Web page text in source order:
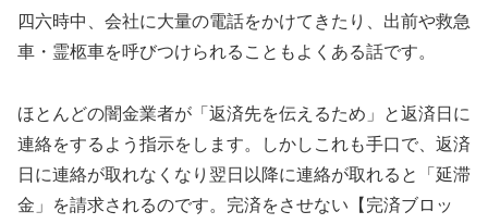
四六時中、会社に大量の電話をかけてきたり、出前や救急
車・霊柩車を呼びつけられることもよくある話です。
ほとんどの闇金業者が「返済先を伝えるため」と返済日に
連絡をするよう指示をします。しかしこれも手口で、返済
日に連絡が取れなくなり翌日以降に連絡が取れると「延滞
金」を請求されるのです。完済をさせない【完済ブロッ